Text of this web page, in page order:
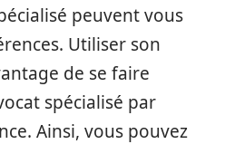
peuvent vous
Utiliser son
de se faire
spécialisé par
Ainsi, vous pouvez